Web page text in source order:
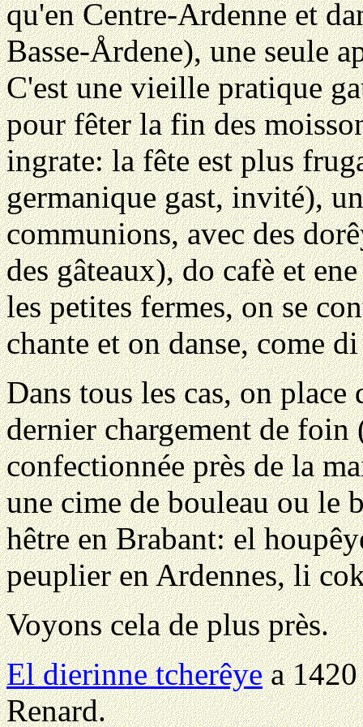
qu'en Centre-Ardenne et
Basse-Årdene), une seule
C'est une vieille pratique
pour fêter la fin des
ingrate: la fête est plus
germanique gast, invité),
communions, avec des
des gâteaux), do cafè et
les petites fermes, on se
chante et on danse, come
Dans tous les cas, on place
dernier chargement de foin
confectionnée près de la
une cime de bouleau ou le
hêtre en Brabant: el
peuplier en Ardennes, li
Voyons cela de plus près.
El dierinne tcherêyea
Renard.